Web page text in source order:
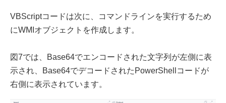
VBScriptコードは次に、コマンドラインを実行するため
にWMIオブジェクトを作成します。
図7では、Base64でエンコードされた文字列が左側に表
示され、Base64でデコードされたPowerShellコードが
右側に表示されています。